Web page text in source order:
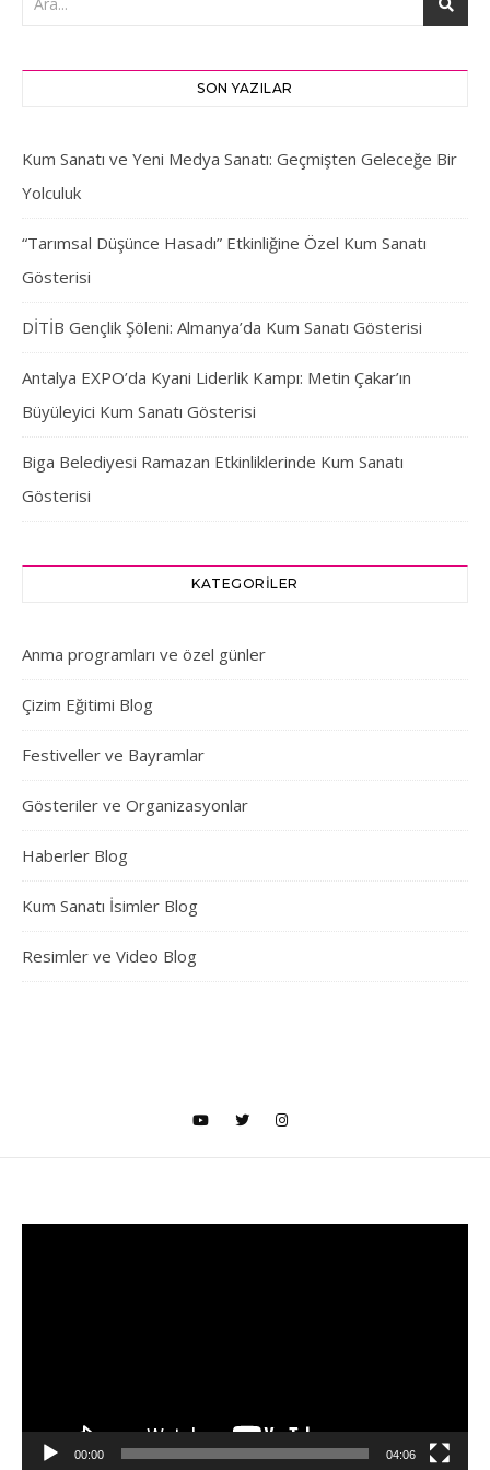
SON YAZILAR
Kum Sanatı ve Yeni Medya Sanatı: Geçmişten Geleceğe Bir
Yolculuk
“Tarımsal Düşünce Hasadı” Etkinliğine Özel Kum Sanatı
Gösterisi
DİTİB Gençlik Şöleni: Almanya’da Kum Sanatı Gösterisi
Antalya EXPO’da Kyani Liderlik Kampı: Metin Çakar’ın
Büyüleyici Kum Sanatı Gösterisi
Biga Belediyesi Ramazan Etkinliklerinde Kum Sanatı
Gösterisi
KATEGORILER
Anma programları ve özel günler
Çizim Eğitimi Blog
Festiveller ve Bayramlar
Gösteriler ve Organizasyonlar
Haberler Blog
Kum Sanatı İsimler Blog
Resimler ve Video Blog
00:00 04:06